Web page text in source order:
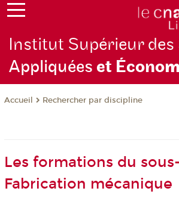
Institut Supérieur des
Appliquéeset Écono
Accueil Rechercher par discipline
Les formations du
Fabrication mécanique